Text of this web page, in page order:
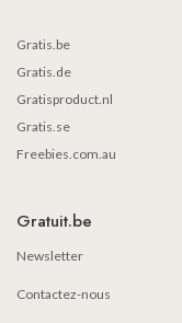
Gratis.be
Gratis.de
Gratisproduct.nl
Gratis.se
Freebies.com.au
Gratuit.be
Newsletter
Contactez-nous